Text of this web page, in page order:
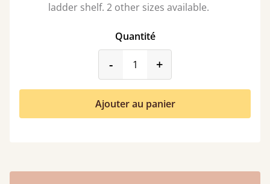
ladder shelf. 2 other sizes available.
Quantité
-product_form.decrease
+
Ajouter au panier